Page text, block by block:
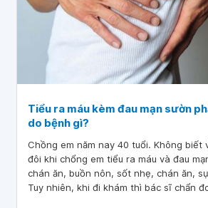
Tiểu ra máu kèm đau mạn sườn
do bệnh gì?
Chồng em năm nay 40 tuổi. Không biết
đôi khi chổng em tiểu ra máu và đau
chán ăn, buồn nôn, sốt nhẹ, chán ăn,
Tuy nhiên, khi đi khám thì bác sĩ chẩn